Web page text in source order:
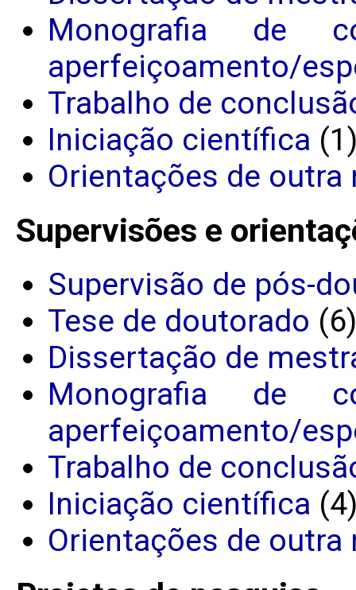
Monografia de
aperfeiçoamento/
Trabalho de
Iniciação científica
Orientações de outra
Supervisões e
Supervisão de pós-
Tese de doutorado (6)
Dissertação de
Monografia de
aperfeiçoamento/
Trabalho de
Iniciação científica
Orientações de outra